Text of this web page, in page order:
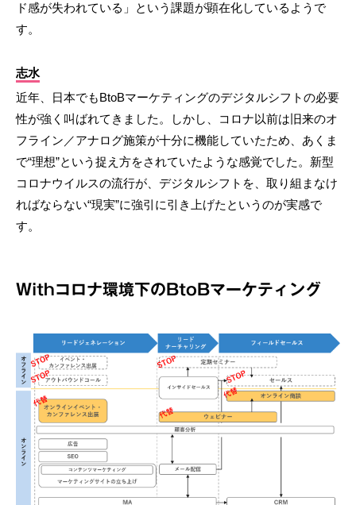
ド感が失われている」という課題が顕在化しているようで
す。
志水
近年、日本でもBtoBマーケティングのデジタルシフトの必要
性が強く叫ばれてきました。しかし、コロナ以前は旧来のオ
フライン／アナログ施策が十分に機能していたため、あくま
で“理想”という捉え方をされていたような感覚でした。新型
コロナウイルスの流行が、デジタルシフトを、取り組まなけ
ればならない“現実”に強引に引き上げたというのが実感で
す。
Withコロナ環境下のBtoBマーケティング